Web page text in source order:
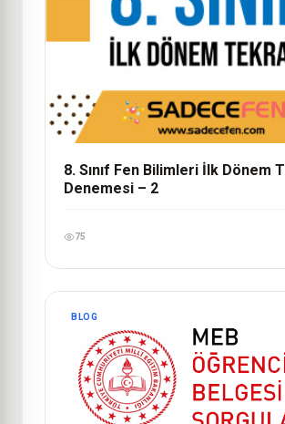
8. Sınıf Fen Bilimleri İlk Dönem
Denemesi – 2
75
BLOG